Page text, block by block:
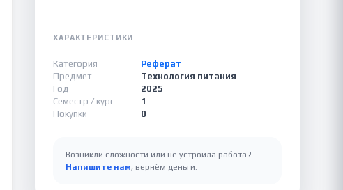
ХАРАКТЕРИСТИКИ
Категория
Реферат
Предмет
Технология питания
Год
2025
Семестр / курс
1
Покупки
0
Возникли сложности или не устроила работа?
Напишите нам, вернём деньги.